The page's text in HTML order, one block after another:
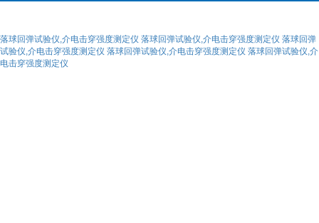
落球回弹试验仪,介电击穿强度测定仪 落球回弹试验仪,介电击穿强度测定仪 落球回弹
试验仪,介电击穿强度测定仪 落球回弹试验仪,介电击穿强度测定仪 落球回弹试验仪,介
电击穿强度测定仪